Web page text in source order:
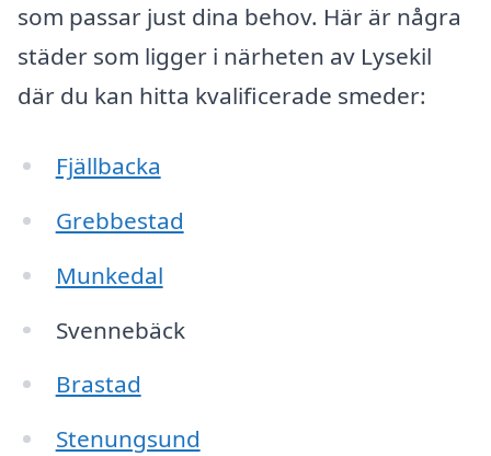
som passar just dina behov. Här är några
städer som ligger i närheten av Lysekil
där du kan hitta kvalificerade smeder:
Fjällbacka
Grebbestad
Munkedal
Svennebäck
Brastad
Stenungsund